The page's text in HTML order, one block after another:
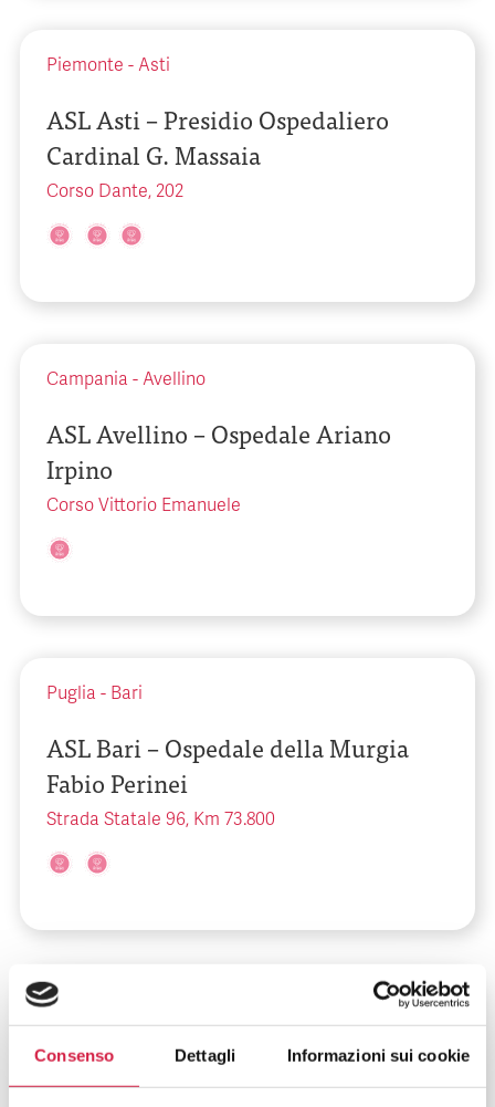
Consenso Dettagli Informazioni sui cookie
Piemonte - Asti
ASL Asti – Presidio Ospedaliero
Cardinal G. Massaia
Corso Dante, 202
Campania - Avellino
ASL Avellino – Ospedale Ariano
Irpino
Corso Vittorio Emanuele
Puglia - Bari
ASL Bari – Ospedale della Murgia
Fabio Perinei
Strada Statale 96, Km 73.800
Puglia
ASL Bari – Ospedale Di Venere di
Bari